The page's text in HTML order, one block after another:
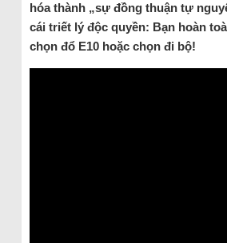
hóa thành „sự đồng thuận tự
cái triết lý độc quyền: Bạn hoàn
chọn đổ E10 hoặc chọn đi bộ!